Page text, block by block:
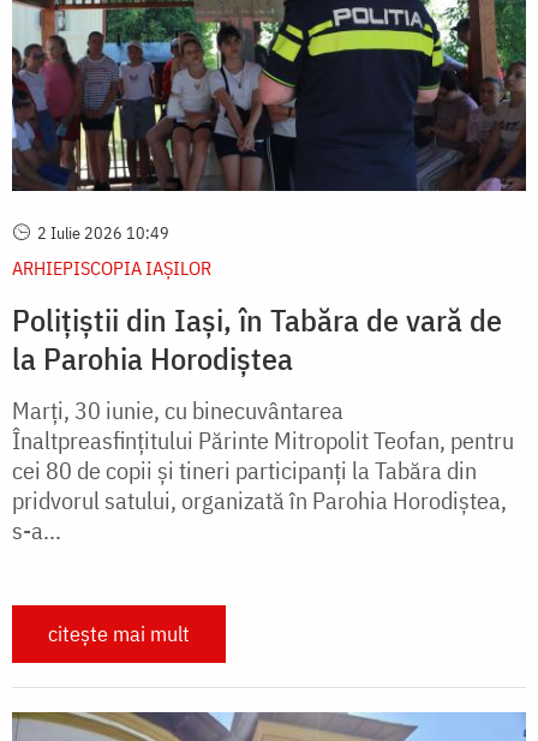
2 Iulie 2026 10:49
ARHIEPISCOPIA IAŞILOR
Polițiștii din Iași, în Tabăra de vară de
la Parohia Horodiștea
Marți, 30 iunie, cu binecuvântarea
Înaltpreasfințitului Părinte Mitropolit Teofan, pentru
cei 80 de copii și tineri participanți la Tabăra din
pridvorul satului, organizată în Parohia Horodiștea,
s-a...
citește mai mult